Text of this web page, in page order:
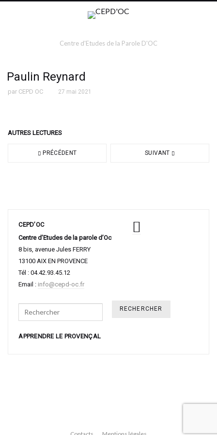
Centre d'Etudes de la Parole D'OC
Paulin Reynard
par CEPD OC 27 mai 2021
AUTRES LECTURES
PRÉCÉDENT SUIVANT
CEPD’OC
Centre d’Etudes de la parole d’Oc
8 bis, avenue Jules FERRY
13100 AIX EN PROVENCE
Tél : 04.42.93.45.12
Email : info@cepd-oc.fr
Search
APPRENDRE LE PROVENÇAL